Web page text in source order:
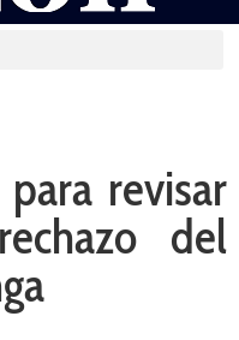
revisar
del